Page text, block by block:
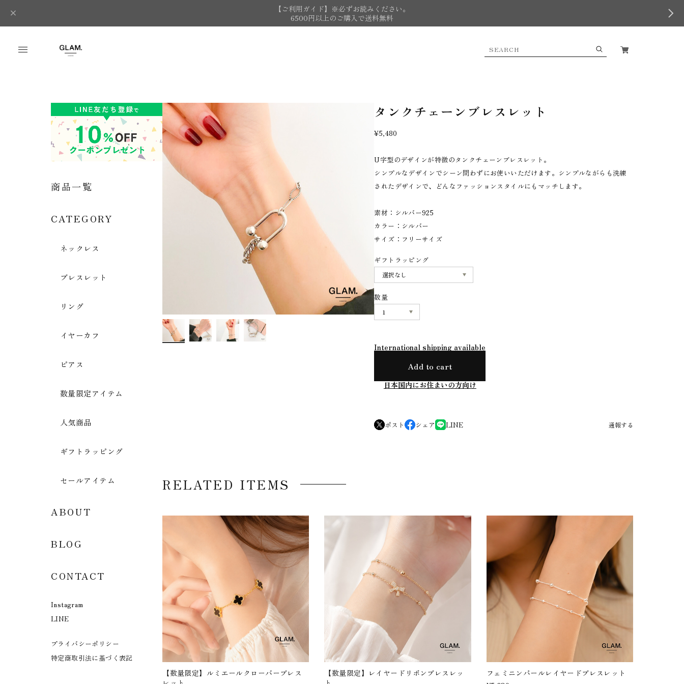
【ご利用ガイド】※必ずお読みください。
6500円以上のご購入で送料無料
商品一覧
CATEGORY
ネックレス
ブレスレット
リング
イヤーカフ
ピアス
数量限定アイテム
人気商品
ギフトラッピング
セールアイテム
ABOUT
BLOG
CONTACT
Instagram
LINE
プライバシーポリシー
特定商取引法に基づく表記
タンクチェーンブレスレット
¥5,480
U字型のデザインが特徴のタンクチェーンブレスレット。
シンプルなデザインでシーン問わずにお使いいただけます。シンプルながらも洗練
されたデザインで、どんなファッションスタイルにもマッチします。
素材：シルバー925
カラー：シルバー
サイズ：フリーサイズ
ギフトラッピング
数量
International shipping available
Add to cart
日本国内にお住まいの方向け
ポスト シェア LINE 通報する
RELATED ITEMS
【数量限定】ルミエールクローバーブレス
【数量限定】レイヤードリボンブレスレッ
フェミニンパールレイヤードブレスレット